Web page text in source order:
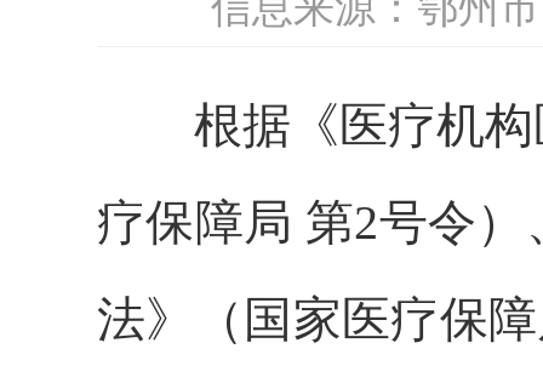
根据《医疗机构
疗保障局 第2号令
法》（国家医疗保